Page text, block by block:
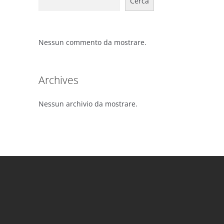
Nessun commento da mostrare.
Archives
Nessun archivio da mostrare.